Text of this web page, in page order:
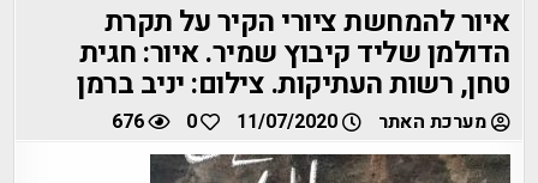
איור להמחשת ציורי הקיר על תקרת
הדולמן שליד קיבוץ שמיר. איור: חגית
טחן, רשות העתיקות. צילום: יניב ברמן
מערכת האתר 11/07/2020
0
676